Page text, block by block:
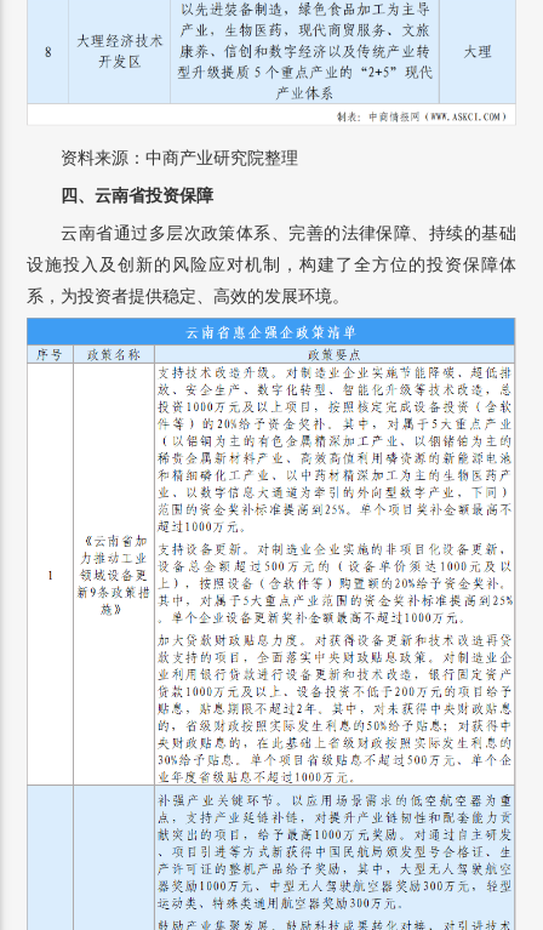
资料来源：中商产业研究院整理
四、云南省投资保障
云南省通过多层次政策体系、完善的法律保障、持续的基础
设施投入及创新的风险应对机制，构建了全方位的投资保障体
系，为投资者提供稳定、高效的发展环境。